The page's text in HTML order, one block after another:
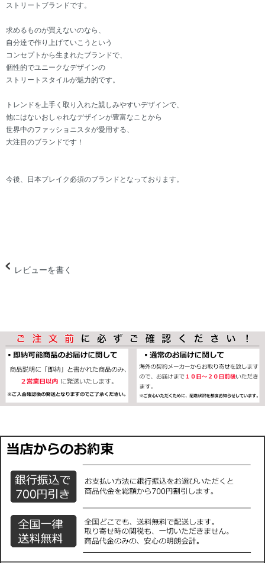
ストリートブランドです。
求めるものが買えないのなら、
自分達で作り上げていこうという
コンセプトから生まれたブランドで、
個性的でユニークなデザインの
ストリートスタイルが魅力的です。
トレンドを上手く取り入れた親しみやすいデザインで、
他にはないおしゃれなデザインが豊富なことから
世界中のファッショニスタが愛用する、
大注目のブランドです！
今後、日本ブレイク必須のブランドとなっております。
レビューを書く